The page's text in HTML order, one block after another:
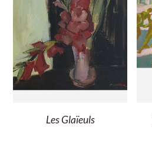
Les Glaïeuls